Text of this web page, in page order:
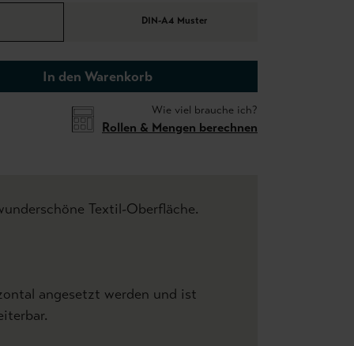
DIN-A4 Muster
In den Warenkorb
Wie viel brauche ich?
Rollen & Mengen berechnen
Textil-Oberfläche.
angesetzt werden und ist